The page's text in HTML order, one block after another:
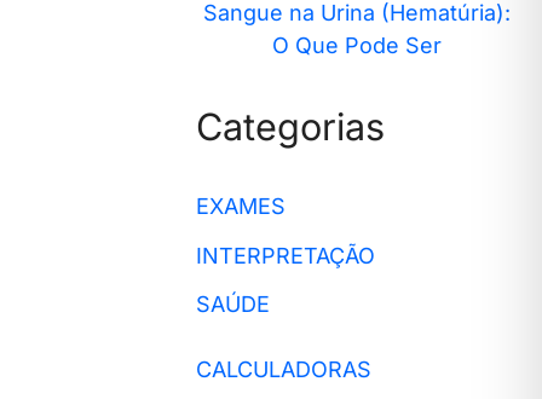
Sangue na Urina (Hematúria):
O Que Pode Ser
Categorias
EXAMES
INTERPRETAÇÃO
SAÚDE
CALCULADORAS